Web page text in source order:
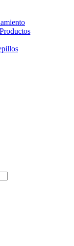
Productos